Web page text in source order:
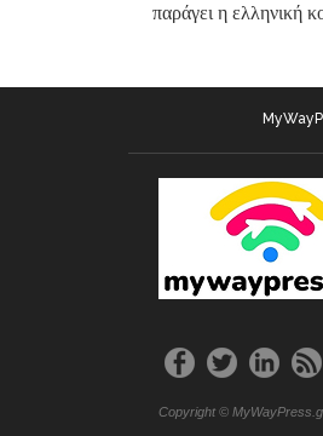
παράγει η ελληνική
Copyright ©